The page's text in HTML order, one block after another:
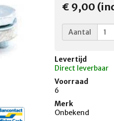
€ 9,00
Aantal
Levertijd
Direct leverbaar
Voorraad
6
Merk
Onbekend